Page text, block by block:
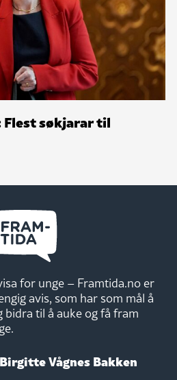
Flest søkjarar til
for unge – Framtida.no er
avis, som har som mål å
til å auke og få fram
Birgitte Vågnes Bakken